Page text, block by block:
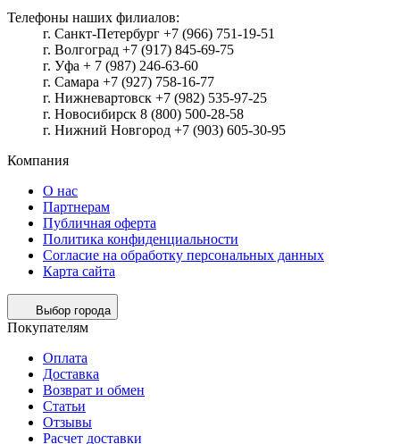
Телефоны наших филиалов:
г. Санкт-Петербург +7 (966) 751-19-51
г. Волгоград +7 (917) 845-69-75
г. Уфа + 7 (987) 246-63-60
г. Самара +7 (927) 758-16-77
г. Нижневартовск +7 (982) 535-97-25
г. Новосибирск 8 (800) 500-28-58
г. Нижний Новгород +7 (903) 605-30-95
Компания
О нас
Партнерам
Публичная оферта
Политика конфиденциальности
Согласие на обработку персональных данных
Карта сайта
Выбор города
Покупателям
Оплата
Доставка
Возврат и обмен
Статьи
Отзывы
Расчет доставки